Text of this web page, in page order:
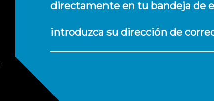
directamente en tu bandeja de
introduzca su dirección de